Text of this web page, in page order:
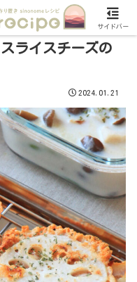
ライスチーズの
2024.01.21
サイドバー